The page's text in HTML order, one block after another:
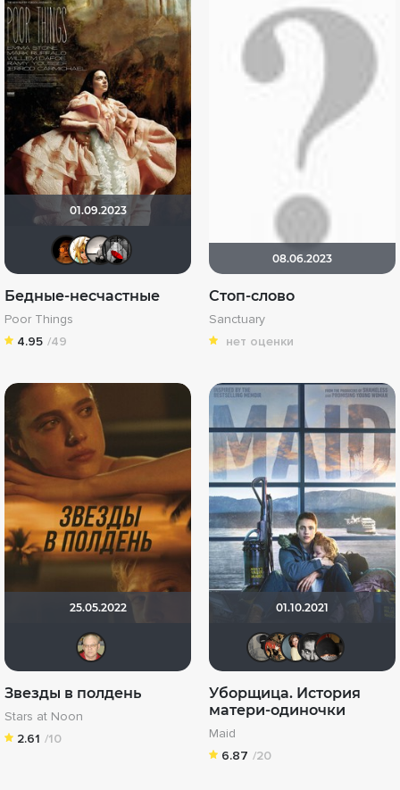
01.09.2023
koval_olga
Рижанка
Мышь Белая
Бедные-несчастные
Poor Things
4.95 /49
08.06.2023
Стоп-слово
Sanctuary
нет оценки
25.05.2022
Звезды в полдень
Stars at Noon
2.61 /10
01.10.2021
Великий
Уборщица. История
матери-одиночки
Maid
6.87 /20